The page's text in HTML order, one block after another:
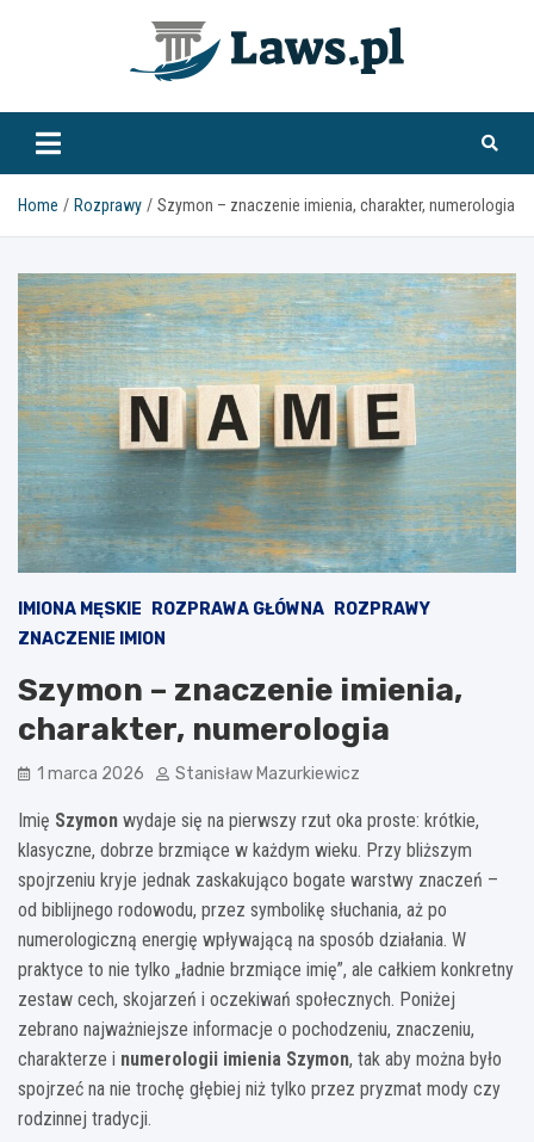
www.laws.pl
Home Rozprawy Szymon – znaczenie imienia, charakter, numerologia
IMIONA MĘSKIE ROZPRAWA GŁÓWNA
ROZPRAWY
ZNACZENIE IMION
Szymon – znaczenie imienia,
charakter, numerologia
1 marca 2026 Stanisław Mazurkiewicz
Imię Szymon wydaje się na pierwszy rzut oka proste: krótkie,
klasyczne, dobrze brzmiące w każdym wieku. Przy bliższym
spojrzeniu kryje jednak zaskakująco bogate warstwy znaczeń –
od biblijnego rodowodu, przez symbolikę słuchania, aż po
numerologiczną energię wpływającą na sposób działania. W
praktyce to nie tylko „ładnie brzmiące imię”, ale całkiem konkretny
zestaw cech, skojarzeń i oczekiwań społecznych. Poniżej
zebrano najważniejsze informacje o pochodzeniu, znaczeniu,
charakterze i numerologii imienia Szymon, tak aby można było
spojrzeć na nie trochę głębiej niż tylko przez pryzmat mody czy
rodzinnej tradycji.